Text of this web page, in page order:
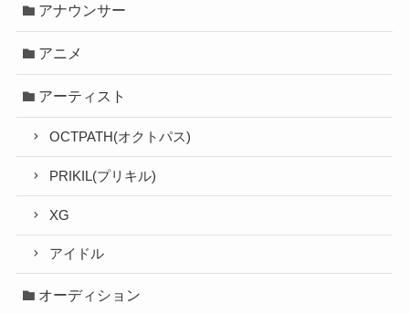
アナウンサー
アニメ
アーティスト
OCTPATH(オクトパス)
PRIKIL(プリキル)
XG
アイドル
オーディション